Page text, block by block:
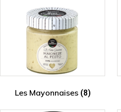
Les Mayonnaises (8)